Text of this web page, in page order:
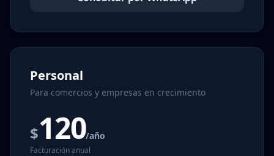
Personal
Para comercios y empresas en crecimiento
$120/año
Facturación anual